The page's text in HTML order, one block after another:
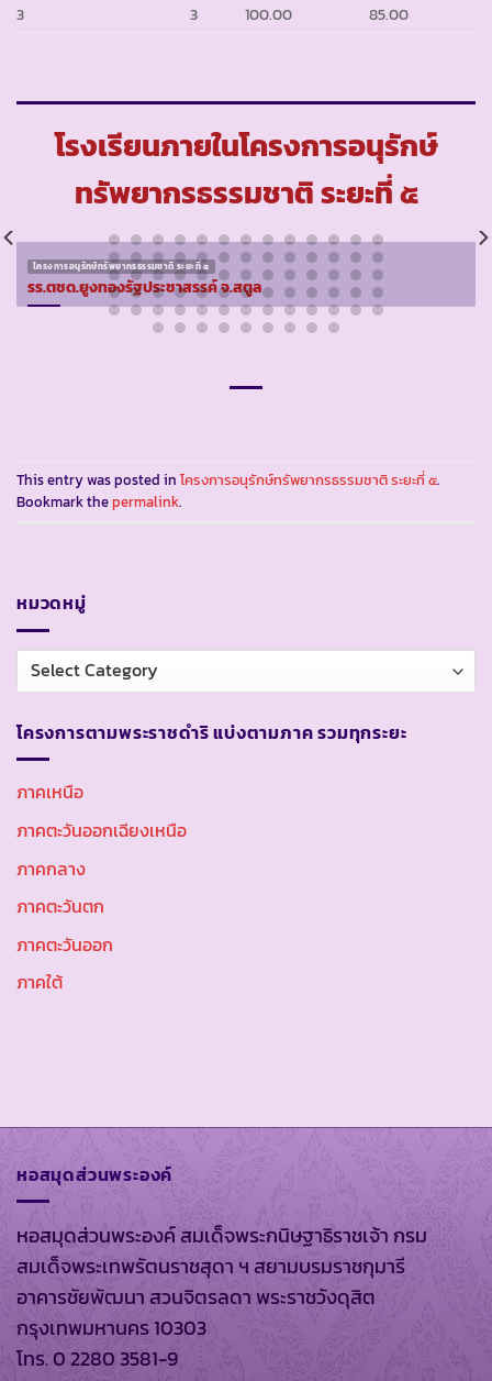
3
3 100.00 85.00
โรงเรียนภายในโครงการอนุรักษ์
ทรัพยากรธรรมชาติ ระยะที่ ๕
โครงการอนุรักษ์ทรัพยากรธรรมชาติ ระยะที่ ๕
รร.ตชด.ยูงทองรัฐประชาสรรค์ จ.สตูล
This entry was posted in โครงการอนุรักษ์ทรัพยากรธรรมชาติ ระยะที่ ๕.
Bookmark thepermalink.
หมวดหมู่
หมวด
หมู่
โครงการตามพระราชดำริ แบ่งตามภาค รวมทุกระยะ
ภาคเหนือ
ภาคตะวันออกเฉียงเหนือ
ภาคกลาง
ภาคตะวันตก
ภาคตะวันออก
ภาคใต้
หอสมุดส่วนพระองค์
หอสมุดส่วนพระองค์ สมเด็จพระกนิษฐาธิราชเจ้า กรม
สมเด็จพระเทพรัตนราชสุดา ฯ สยามบรมราชกุมารี
อาคารชัยพัฒนา สวนจิตรลดา พระราชวังดุสิต
กรุงเทพมหานคร 10303
โทร. 0 2280 3581-9